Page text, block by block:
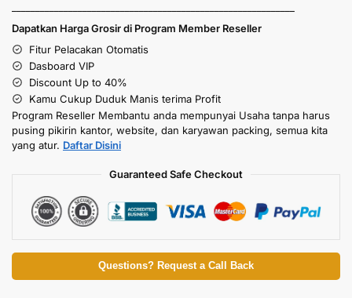
Dapatkan Harga Grosir di Program Member Reseller
Fitur Pelacakan Otomatis
Dasboard VIP
Discount Up to 40%
Kamu Cukup Duduk Manis terima Profit
Program Reseller Membantu anda mempunyai Usaha tanpa harus
pusing pikirin kantor, website, dan karyawan packing, semua kita
yang atur. Daftar Disini
Guaranteed Safe Checkout
Questions? Request a Call Back